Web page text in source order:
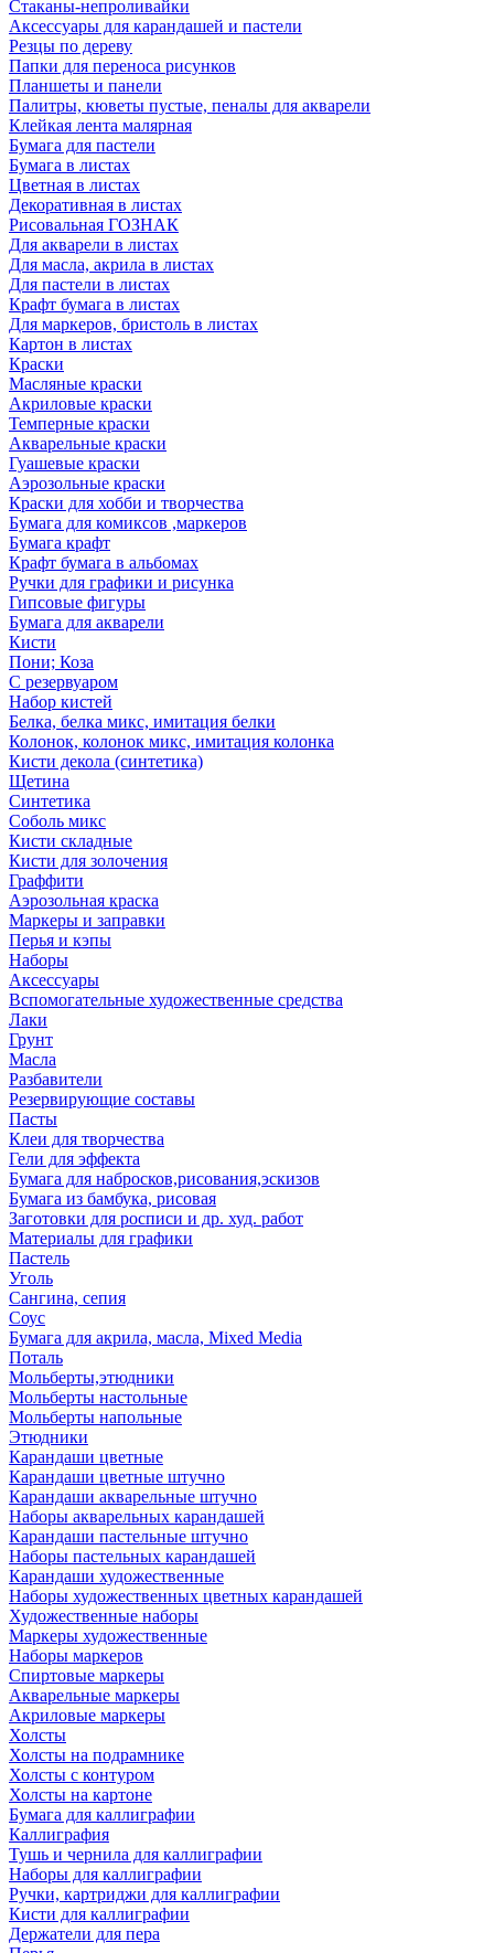
Стаканы-непроливайки
Аксессуары для карандашей и пастели
Резцы по дереву
Папки для переноса рисунков
Планшеты и панели
Палитры, кюветы пустые, пеналы для акварели
Клейкая лента малярная
Бумага для пастели
Бумага в листах
Цветная в листах
Декоративная в листах
Рисовальная ГОЗНАК
Для акварели в листах
Для масла, акрила в листах
Для пастели в листах
Крафт бумага в листах
Для маркеров, бристоль в листах
Картон в листах
Краски
Масляные краски
Акриловые краски
Темперные краски
Акварельные краски
Гуашевые краски
Аэрозольные краски
Краски для хобби и творчества
Бумага для комиксов ,маркеров
Бумага крафт
Крафт бумага в альбомах
Ручки для графики и рисунка
Гипсовые фигуры
Бумага для акварели
Кисти
Пони; Коза
С резервуаром
Набор кистей
Белка, белка микс, имитация белки
Колонок, колонок микс, имитация колонка
Кисти декола (синтетика)
Щетина
Синтетика
Соболь микс
Кисти складные
Кисти для золочения
Граффити
Аэрозольная краска
Маркеры и заправки
Перья и кэпы
Наборы
Аксессуары
Вспомогательные художественные средства
Лаки
Грунт
Масла
Разбавители
Резервирующие составы
Пасты
Клеи для творчества
Гели для эффекта
Бумага для набросков,рисования,эскизов
Бумага из бамбука, рисовая
Заготовки для росписи и др. худ. работ
Материалы для графики
Пастель
Уголь
Сангина, сепия
Соус
Бумага для акрила, масла, Mixed Media
Поталь
Мольберты,этюдники
Мольберты настольные
Мольберты напольные
Этюдники
Карандаши цветные
Карандаши цветные штучно
Карандаши акварельные штучно
Наборы акварельных карандашей
Карандаши пастельные штучно
Наборы пастельных карандашей
Карандаши художественные
Наборы художественных цветных карандашей
Художественные наборы
Маркеры художественные
Наборы маркеров
Спиртовые маркеры
Акварельные маркеры
Акриловые маркеры
Холсты
Холсты на подрамнике
Холсты с контуром
Холсты на картоне
Бумага для каллиграфии
Каллиграфия
Тушь и чернила для каллиграфии
Наборы для каллиграфии
Ручки, картриджи для каллиграфии
Кисти для каллиграфии
Держатели для пера